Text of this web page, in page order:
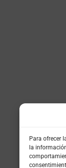
Para ofrecer
la